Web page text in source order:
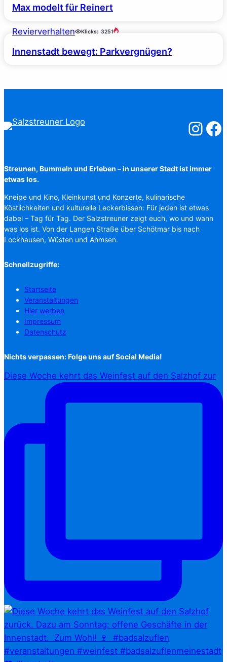
Max modelt für Reinert
Revierverhalten Klicks: 3251
Innenstadt bewegt: Parkvergnügen?
Streunen, Bummeln und Erleben – in unserer Stadt ist immer
etwas los.
Kneipe und Kino, Kleinkunst und Konzerte, kulinarische
Köstlichkeiten und kulturelle Leckerbissen: Für jeden ist etwas
dabei – Tag für Tag. Der Salzstreuner zeigt euch, wo und wann
was los ist. Von der Langen Straße über Schötmar bis nach
Lockhausen, Wüsten und Ahmsen.
Schnellzugriffe:
Startseite
Veranstaltungen
Hier werben
Impressum
Datenschutz
Nichts verpassen: Folge uns auf Social Media!
Diese Woche kehrt das Weinfest auf den Salzhof zur